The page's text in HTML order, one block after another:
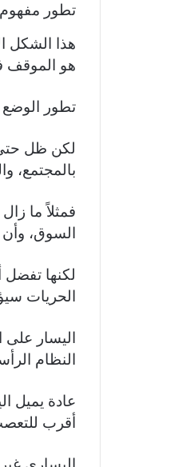
تطور مفهوم
هذا الشكل
هو الموقف
تطور الوضع
لكن ظل حتى
بالمجتمع،
فمثلاً ما
السوق،
لكنها تفضل
الحريات
اليسار على
النظام
عادة يميل
أقرب